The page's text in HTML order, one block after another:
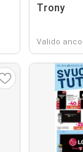
Trony
Valido